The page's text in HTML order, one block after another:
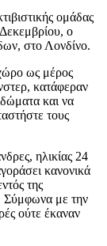
ομάδας
ο
στο Λονδίνο.
χώρο ως μέρος
κατάφεραν
και να
τους
ηλικίας 24
κανονικά
της
Σύμφωνα με την
ούτε έκαναν